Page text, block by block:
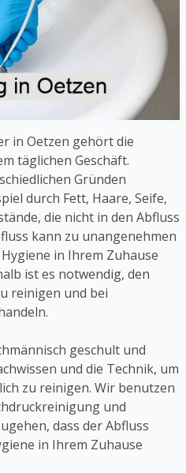
in Oetzen gehört die
täglichen Geschäft.
Gründen
durch Fett, Haare, Seife,
die nicht in den Abfluss
kann zu unangenehmen
in Ihrem Zuhause
ist es notwendig, den
reinigen und bei
geschult und
und die Technik, um
zu reinigen. Wir benutzen
und
dass der Abfluss
in Ihrem Zuhause